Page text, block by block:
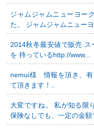
ジャムジャムニューヨー
た。 ジャムジャムニュー
2014秋冬最安値で販売.
を 持っているhttp://www...
nemui様 情報を頂き、有
て頂きます！..
大変ですね。 私が知る限
保険なしでも、一定の金額